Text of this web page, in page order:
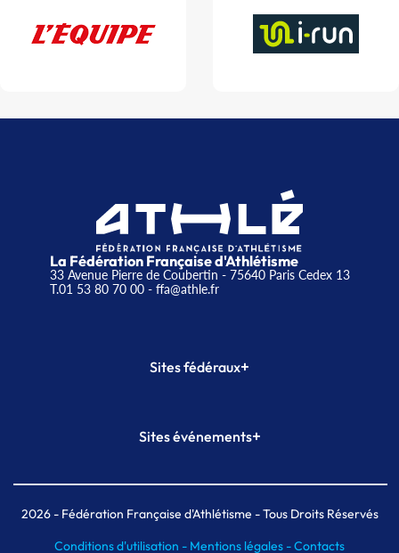
La Fédération Française d'Athlétisme
33 Avenue Pierre de Coubertin - 75640 Paris Cedex 13
T.01 53 80 70 00- ffa@athle.fr
Sites fédéraux+
Plateforme Formation
Sites événements+
Meeting de Paris indoor
MAIF Ekiden de Paris
2026- Fédération Française d'Athlétisme - Tous Droits Réservés
Conditions d'utilisation - Mentions légales -Contacts